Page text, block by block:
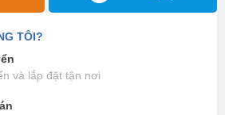
TÔI?
và lắp đặt tận nơi